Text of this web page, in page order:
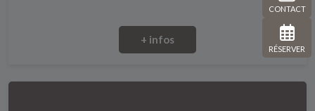
CONTACT
RÉSERVER
+ infos